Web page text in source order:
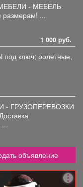
- МЕБЕЛЬ
размерам! ...
1 000 руб.
под ключ; ролетные,
- ГРУЗОПЕРЕВОЗКИ
Доставка
...
объявление